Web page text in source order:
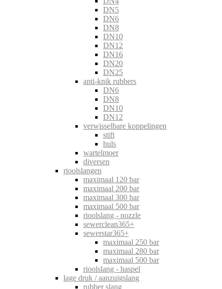
DN5
DN6
DN8
DN10
DN12
DN16
DN20
DN25
anti-knik rubbers
DN6
DN8
DN10
DN12
verwisselbare koppelingen
stift
huls
wartelmoer
diversen
rioolslangen
maximaal 120 bar
maximaal 200 bar
maximaal 300 bar
maximaal 500 bar
rioolslang - nozzle
sewerclean365+
sewerstar365+
maximaal 250 bar
maximaal 280 bar
maximaal 500 bar
rioolslang - haspel
lage druk / aanzuigslang
rubber slang